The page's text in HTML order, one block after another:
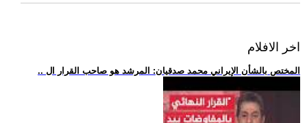
اخر الافلام
.. المختص بالشأن الإيراني محمد صدقيان: المرشد هو صاحب القرار ال